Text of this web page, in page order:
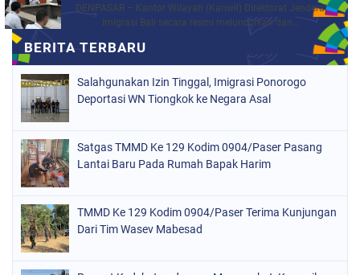
DENPASAR – Kantor Wilayah (Kanwil) Direktorat Jenderal
Imigrasi Bali secara resmi meluncurkan dan...
Salahgunakan Izin Tinggal, Imigrasi Ponorogo
Deportasi WN Tiongkok ke Negara Asal
Satgas TMMD Ke 129 Kodim 0904/Paser Pasang
Lantai Baru Pada Rumah Bapak Harim
TMMD Ke 129 Kodim 0904/Paser Terima Kunjungan
Dari Tim Wasev Mabesad